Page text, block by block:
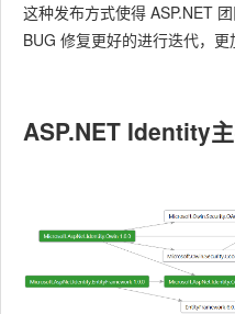
这种发布方式使得 ASP.NET
BUG 修复更好的进行迭代，更
ASP.NET Identity